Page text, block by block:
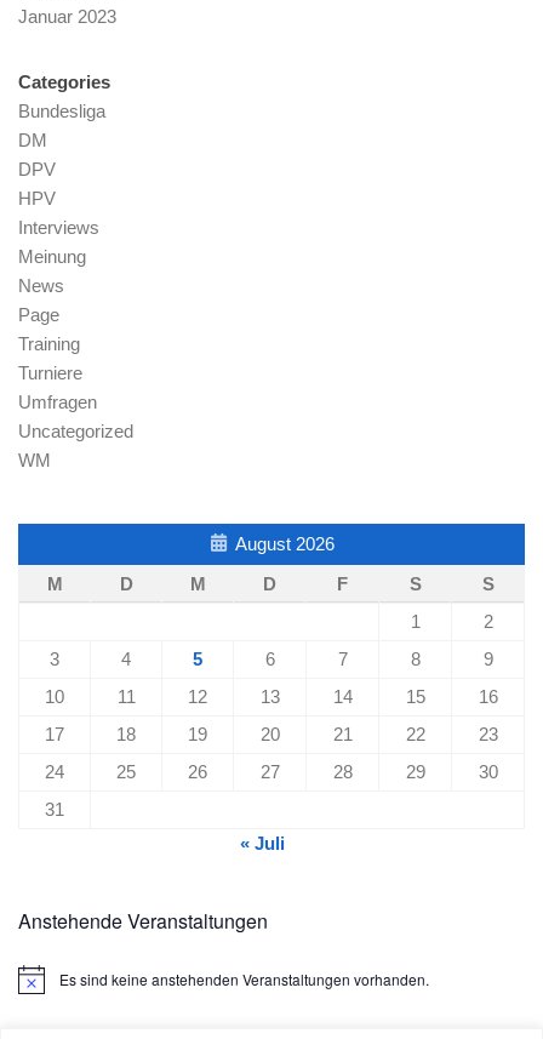
Januar 2023
Categories
Bundesliga
DM
DPV
HPV
Interviews
Meinung
News
Page
Training
Turniere
Umfragen
Uncategorized
WM
August 2026
M
D M D F S
S
1
2
3
4 5 6 7 8
9
10
11 12 13 14 15
16
17
18 19 20 21 22
23
24
25 26 27 28 29
30
31
« Juli
Anstehende Veranstaltungen
HinweisEs sind keine anstehenden Veranstaltungen vorhanden.